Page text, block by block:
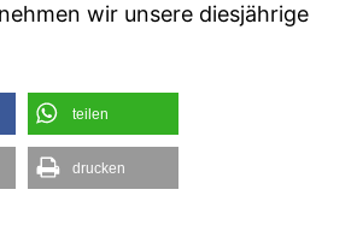
wir unsere diesjährige
teilen
drucken